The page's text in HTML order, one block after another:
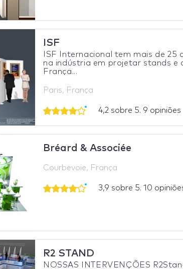
ISF
ISF Internacional tem mais de 25
na indústria em projetar stands e
França...
Paris, França
4,2 sobre 5. 9 opiniões
Bréard & Associée
Courbevoie, França
3,9 sobre 5. 10
R2 STAND
NOSSAS INTERVENÇÕES